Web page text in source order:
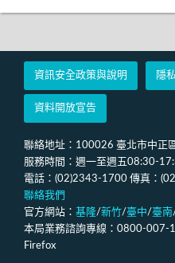
資訊安全政策與說明 隱
資料開放宣告
聯絡地址：100026 臺北市中正
服務時間：週一至週五08:30-
電話：(02)2343-1700 傳真：
聯絡我們
官方網站： 基隆/新竹/臺中/臺南
本局業務諮詢專線：0800-
Firefox